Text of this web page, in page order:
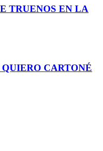
TRUENOS EN LA
CARTONÉ